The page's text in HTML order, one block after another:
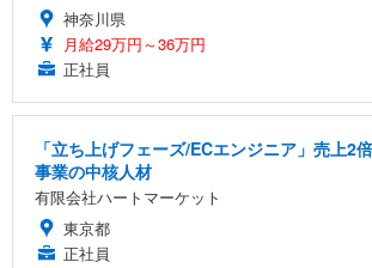
神奈川県
月給29万円～36万円
正社員
「立ち上げフェーズ/ECエンジニア」売上2
事業の中核人材
有限会社ハートマーケット
東京都
正社員